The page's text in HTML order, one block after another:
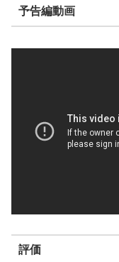
予告編動画
評価